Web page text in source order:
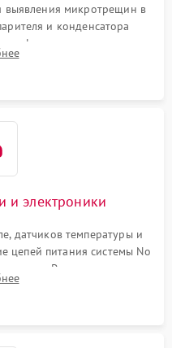
выявления микротрещин в
и конденсатора
фильтра-осушителя и
устранения засоров.
и электроники
датчиков температуры и
цепей питания системы No
Ремонт или замена
алгоритмов.